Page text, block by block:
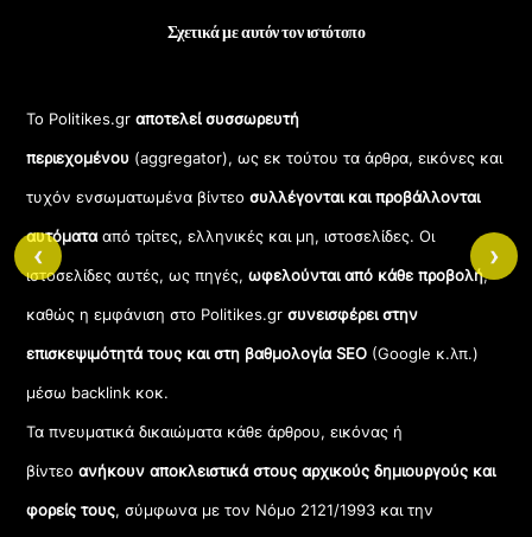
Σχετικά με αυτόν τον ιστότοπο
Το Politikes.grαποτελεί συσσωρευτή
περιεχομένου (aggregator), ως εκ τούτου τα άρθρα, εικόνες και
τυχόν ενσωματωμένα βίντεοσυλλέγονται και προβάλλονται
αυτόματααπό τρίτες, ελληνικές και μη, ιστοσελίδες. Οι
ιστοσελίδες αυτές, ως πηγές,ωφελούνται από κάθε προβολή,
καθώς η εμφάνιση στο Politikes.gr συνεισφέρει στην
επισκεψιμότητά τους και στη βαθμολογία SEO (Google κ.λπ.)
μέσω backlink κοκ.
Τα πνευματικά δικαιώματα κάθε άρθρου, εικόνας ή
βίντεοανήκουν αποκλειστικά στους αρχικούς δημιουργούς και
φορείς τους, σύμφωνα με τον Νόμο 2121/1993 και την
‹ ›